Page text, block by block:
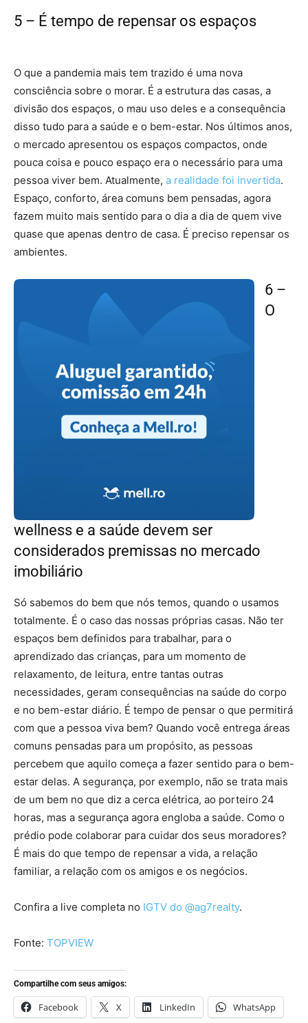
5 – É tempo de repensar os espaços
O que a pandemia mais tem trazido é uma nova
consciência sobre o morar. É a estrutura das casas, a
divisão dos espaços, o mau uso deles e a consequência
disso tudo para a saúde e o bem-estar. Nos últimos anos,
o mercado apresentou os espaços compactos, onde
pouca coisa e pouco espaço era o necessário para uma
pessoa viver bem. Atualmente, a realidade foi invertida.
Espaço, conforto, área comuns bem pensadas, agora
fazem muito mais sentido para o dia a dia de quem vive
quase que apenas dentro de casa. É preciso repensar os
ambientes.
6 –
O
wellness e a saúde devem ser
considerados premissas no mercado
imobiliário
Só sabemos do bem que nós temos, quando o usamos
totalmente. É o caso das nossas próprias casas. Não ter
espaços bem definidos para trabalhar, para o
aprendizado das crianças, para um momento de
relaxamento, de leitura, entre tantas outras
necessidades, geram consequências na saúde do corpo
e no bem-estar diário. É tempo de pensar o que permitirá
com que a pessoa viva bem? Quando você entrega áreas
comuns pensadas para um propósito, as pessoas
percebem que aquilo começa a fazer sentido para o bem-
estar delas. A segurança, por exemplo, não se trata mais
de um bem no que diz a cerca elétrica, ao porteiro 24
horas, mas a segurança agora engloba a saúde. Como o
prédio pode colaborar para cuidar dos seus moradores?
É mais do que tempo de repensar a vida, a relação
familiar, a relação com os amigos e os negócios.
Confira a live completa no IGTV do @ag7realty.
Fonte: TOPVIEW
Compartilhe com seus amigos:
Facebook X LinkedIn WhatsApp